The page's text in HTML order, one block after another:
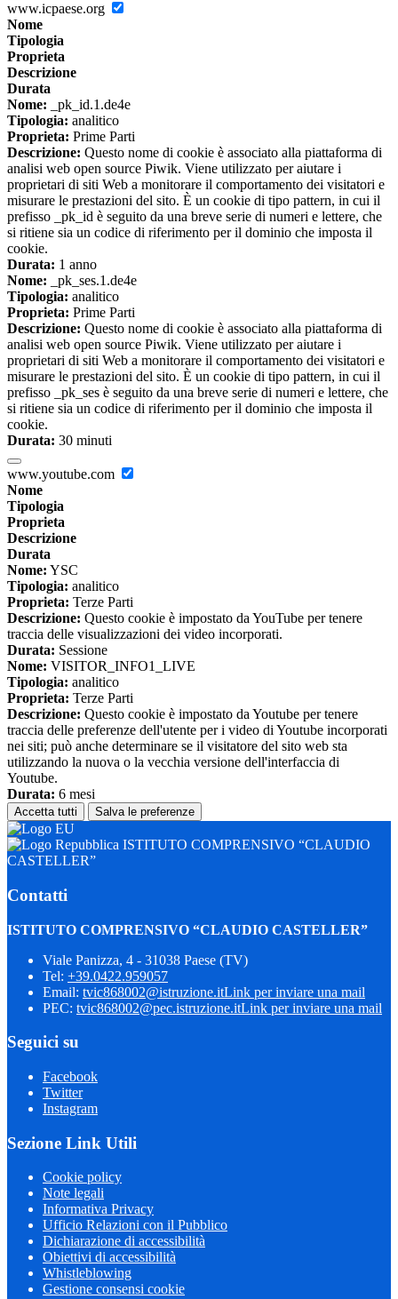
www.icpaese.org
Nome
Tipologia
Proprieta
Descrizione
Durata
Nome: _pk_id.1.de4e
Tipologia: analitico
Proprieta: Prime Parti
Descrizione: Questo nome di cookie è associato alla piattaforma di
analisi web open source Piwik. Viene utilizzato per aiutare i
proprietari di siti Web a monitorare il comportamento dei visitatori e
misurare le prestazioni del sito. È un cookie di tipo pattern, in cui il
prefisso _pk_id è seguito da una breve serie di numeri e lettere, che
si ritiene sia un codice di riferimento per il dominio che imposta il
cookie.
Durata: 1 anno
Nome: _pk_ses.1.de4e
Tipologia: analitico
Proprieta: Prime Parti
Descrizione: Questo nome di cookie è associato alla piattaforma di
analisi web open source Piwik. Viene utilizzato per aiutare i
proprietari di siti Web a monitorare il comportamento dei visitatori e
misurare le prestazioni del sito. È un cookie di tipo pattern, in cui il
prefisso _pk_ses è seguito da una breve serie di numeri e lettere, che
si ritiene sia un codice di riferimento per il dominio che imposta il
cookie.
Durata: 30 minuti
www.youtube.com
Nome
Tipologia
Proprieta
Descrizione
Durata
Nome: YSC
Tipologia: analitico
Proprieta: Terze Parti
Descrizione: Questo cookie è impostato da YouTube per tenere
traccia delle visualizzazioni dei video incorporati.
Durata: Sessione
Nome: VISITOR_INFO1_LIVE
Tipologia: analitico
Proprieta: Terze Parti
Descrizione: Questo cookie è impostato da Youtube per tenere
traccia delle preferenze dell'utente per i video di Youtube incorporati
nei siti; può anche determinare se il visitatore del sito web sta
utilizzando la nuova o la vecchia versione dell'interfaccia di
Youtube.
Durata: 6 mesi
Accetta tutti Salva le preferenze
ISTITUTO COMPRENSIVO “CLAUDIO
CASTELLER”
Contatti
ISTITUTO COMPRENSIVO “CLAUDIO CASTELLER”
Viale Panizza, 4 - 31038 Paese (TV)
Tel: +39.0422.959057
Email: tvic868002@istruzione.itLink per inviare una mail
PEC: tvic868002@pec.istruzione.itLink per inviare una mail
Seguici su
Facebook
Twitter
Instagram
Sezione Link Utili
Cookie policy
Note legali
Informativa Privacy
Ufficio Relazioni con il Pubblico
Dichiarazione di accessibilità
Obiettivi di accessibilità
Whistleblowing
Gestione consensi cookie